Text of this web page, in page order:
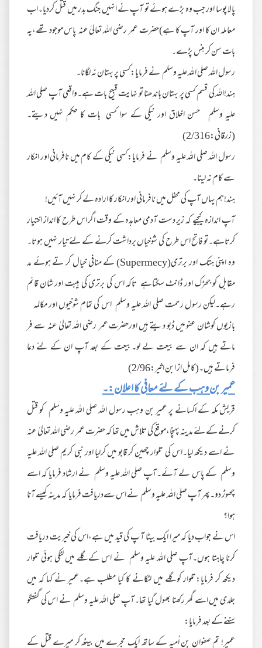
پالا پوسا اور جب وہ بڑے ہوئے تو آپ نے انہیں جنگ بدر میں قتل کردیا۔اب
معاملہ ان کا اور آپ کا ہے)حضرت عمر رضی اللہ تعالیٰ عنہ پاس موجود تھے،یہ
بات سن کر ہنس پڑے۔
رسول اللہ صلی اللہ علیہ وسلم نے فرمایا:کسی پر بہتان نہ لگانا۔
ہند!اللہ کی قسم کسی پر بہتان باندھنا تو نہایت قبیح بات ہے۔واقعی آپ صلی اللہ
علیہ وسلم حسن اخلاق اور نیکی کے سوا کسی بات کا حکم نہیں دیتے۔
(زرقانی:2/316)
رسول اللہ صلی اللہ علیہ وسلم نے فرمایا:کسی نیکی کے کام میں نافرمانی اور انکار
سے کام نہ لینا۔
ہند!ہم یہاں آپ کی محفل میں نافرمانی اور انکار کا ارادہ لے کر نہیں آئیں!
آپ اندازہ کیجیے کہ زیر دست آدمی معاہدہ کے وقت اگر اس طرح کا انداز اختیار
کرتاہے۔تو فاتح اس طرح کی شوخیاں برداشت کرنے کے لئے تیار نہیں ہوتا۔
وہ اپنی ہتک اور برتری(Supermecy) کے منافی خیال کر تے ہوئے مد
مقابل کو جھڑک اور ڈانٹ سکتاہے تاکہ اس کی برتری کی ہیبت اور شان قائم
رہے۔لیکن رسول رحمت صلی اللہ علیہ وسلم اس کی تمام شوخیوں اور مکالمہ
بازیوں کوشان عفو میں ڈبو دیتے ہیں اورحضرت عمر رضی اللہ تعالیٰ عنہ سے فر
ماتے ہیں کہ ان سے بیعت لے لو۔بیعت کے بعد آپ ان کے لئے دعا
فرماتے ہیں۔(کامل از ابن اثیر:2/96)
عمیر بن وہب کے لئے معافی کا اعلان:۔
قریش مکہ کے اکسانے پر عمیر بن وہب رسول اللہ صلی اللہ علیہ وسلم کو قتل
کرنے کے لئے مدینہ پہنچا،موقع کی تلاش میں تھا کہ حضرت عمر رضی اللہ تعالیٰ عنہ
نے اسے دیکھ لیا۔اس کی تلوار چھین کر قابو میں کرلیا اور نبی کریم صلی اللہ علیہ
وسلم کے پاس لے آئے۔آپ صلی اللہ علیہ وسلم نے ارشاد فرمایا کہ اسے
چھوڑ دو۔پھر آپ صلی اللہ علیہ وسلم نے اس سےدریافت فرمایا کہ مدینہ کیسے آنا
ہوا؟
اس نے جواب دیا کہ میرا ایک بیٹا آ پ کی قید میں ہے،اس کی خیریت دریافت
کرنا چاہتا ہوں۔آپ صلی اللہ علیہ وسلم نے اس کے گلے میں لٹکی ہوئی تلوار
دیکھ کر فرمایا:تلوار کو گلے میں لٹکانے کا کیا مطلب ہے۔عمیر نے کہا کہ میں
جلدی میں اسے گھر رکھنا بھول گیا تھا۔آپ صلی اللہ علیہ وسلم نے اس کی گفتگو
سننے کے بعد فرمایا:
عمیر! تم صفوان بن اُمیہ کے ساتھ ایک حجرے میں بیٹھ کر میرے قتل کے